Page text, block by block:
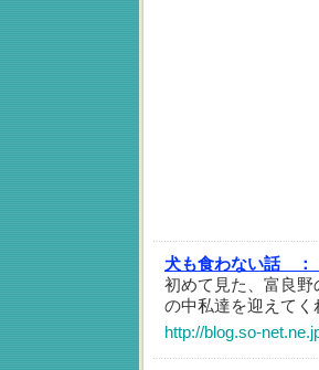
犬も食わない話 ：
初めて見た、富良
の中私達を迎えてく
http://blog.so-